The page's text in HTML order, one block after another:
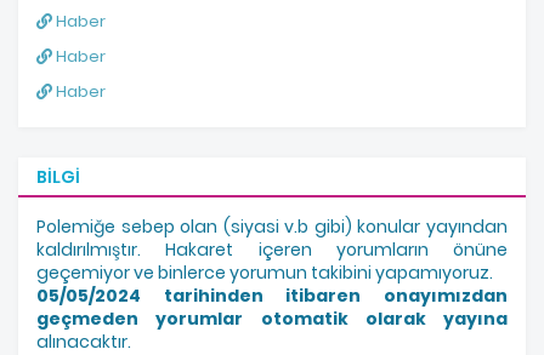
Haber
Haber
Haber
BILGI
Polemiğe sebep olan (siyasi v.b gibi) konular yayından
kaldırılmıştır. Hakaret içeren yorumların önüne
geçemiyor ve binlerce yorumun takibini yapamıyoruz.
05/05/2024 tarihinden itibaren onayımızdan
geçmeden yorumlar otomatik olarak yayına
alınacaktır.